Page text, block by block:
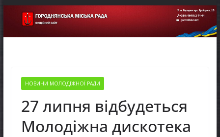
МОВЧАННЯ
Як отримати компенсацію за товари, придбані
для ветеранського бізнесу
НОВИНИ МОЛОДІЖНОЇ РАДИ
27 липня відбудеться
Молодіжна дискотека